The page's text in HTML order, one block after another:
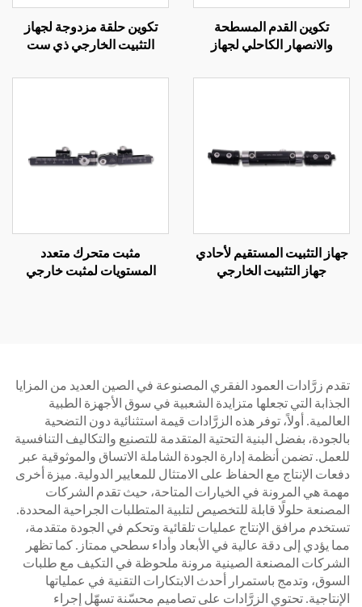
تكوين القدم المسطحة
والانصهار الكاحلي لجهاز
تكوين حلقة مزدوجة لجهاز
التثبيت الخارجي ذي ست
جهاز التثبيت المستقيم لأحادي
جهاز التثبيت الخارجي
مثبت متحرك متعدد
المستويات لمثبت خارجي
تقدم زرَّادات العمود الفقري المصنوعة في الصين العديد من المزايا
الجذابة التي تجعلها متزايدة الشعبية في سوق الأجهزة الطبية
العالمية. أولاً، توفر هذه الزرَّادات قيمة استثنائية دون التضحية
بالجودة، بفضل البنية التحتية المتقدمة للتصنيع والتكاليف التنافسية
للعمل. تضمن أنظمة إدارة الجودة الشاملة الاتساق والموثوقية عبر
دفعات الإنتاج مع الحفاظ على الامتثال للمعايير الدولية. ميزة أخرى
مهمة هي المرونة في الخيارات المتاحة، حيث تقدم الشركات
المصنعة حلولًا قابلة للتخصيص لتلبية المتطلبات الجراحية المحددة.
تستخدم مرافق الإنتاج عمليات تلقائية وتحكم في الجودة متقدمة،
مما يؤدي إلى دقة عالية في الأبعاد وأداء سطحي ممتاز. كما تظهر
الشركات المصنعة الصينية مرونة ملحوظة في التكيف مع طلبات
السوق، وتدمج باستمرار أحدث الابتكارات التقنية في عملياتها
الإنتاجية. تحتوي الزرَّادات على تصاميم محسّنة تسهّل إجراء